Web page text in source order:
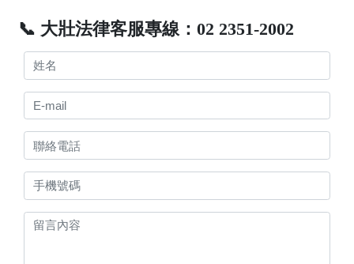
📞 大壯法律客服專線：02 2351-2002